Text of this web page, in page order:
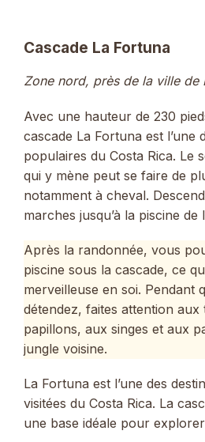
Cascade La Fortuna
Zone nord, près de la ville de
Avec une hauteur de 230
cascade La Fortuna est l’une
populaires du Costa Rica. Le
qui y mène peut se faire de
notamment à cheval.
marches jusqu’à la piscine de
Après la randonnée, vous
piscine sous la cascade, ce
merveilleuse en soi. Pendant
détendez, faites attention aux
papillons, aux singes et aux
jungle voisine.
La Fortuna est l’une des
visitées du Costa Rica. La
une base idéale pour